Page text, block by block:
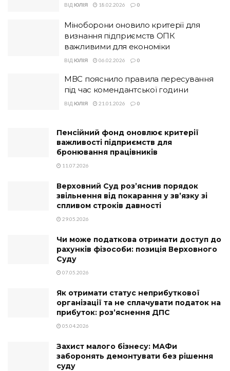
ВІД ЮЛІЯ 18.02.2026 0
Міноборони оновило критерії для
визнання підприємств ОПК
важливими для економіки
ВІД ЮЛІЯ 06.02.2026 0
МВС пояснило правила пересування
під час комендантської години
ВІД ЮЛІЯ 21.01.2026 0
Пенсійний фонд оновлює критерії
важливості підприємств для
бронювання працівників
11.07.2026
Верховний Суд роз’яснив порядок
звільнення від покарання у зв’язку зі
спливом строків давності
29.05.2026
Чи може податкова отримати доступ до
рахунків фізособи: позиція Верховного
Суду
07.05.2026
Як отримати статус неприбуткової
організації та не сплачувати податок на
прибуток: роз’яснення ДПС
05.04.2026
Захист малого бізнесу: МАФи
заборонять демонтувати без рішення
суду